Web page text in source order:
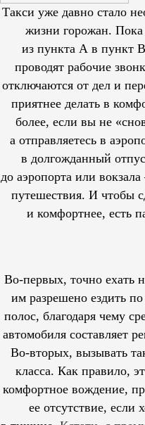
Такси уже давно стало
жизни горожан. Пока
из пункта А в пункт
проводят рабочие
отключаются от дел и
приятнее делать в
более, если вы не
а отправляетесь в
в долгожданный
до аэропорта или
путешествия. И чтобы
и комфортнее, есть
Во-первых, точно ехать
им разрешеноездить
полос, благодаря чему
автомобиля составляет
Во-вторых, вызывать
класса. Как правило,
комфортное вождение,
ее отсутствие, если